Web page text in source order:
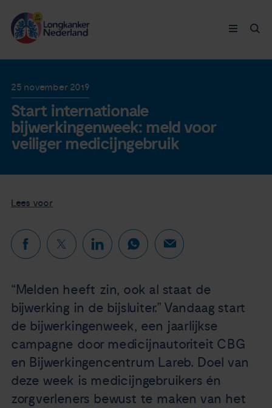
Doneer nu
Nieuws
Agenda
Over ons
Zorgverleners
Longkanker
Leven met
Ervaringen
25 november 2019
Start internationale
bijwerkingenweek: meld voor
veiliger medicijngebruik
Lees voor
“Melden heeft zin, ook al staat de
bijwerking in de bijsluiter.” Vandaag start
de bijwerkingenweek, een jaarlijkse
campagne door medicijnautoriteit CBG
en Bijwerkingencentrum Lareb. Doel van
deze week is medicijngebruikers én
zorgverleners bewust te maken van het